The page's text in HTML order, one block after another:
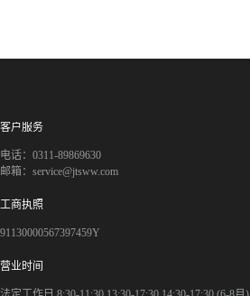
客户服务
电话：0311-89869630
邮箱：service@jtsww.com
工商执照
91130000567397459Y
营业时间